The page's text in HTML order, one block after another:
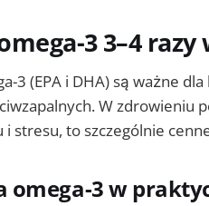
3 3–4
3 (EPA i DHA) są ważne
W zdrowieniu
i stresu, to szczególnie
omega-3 w